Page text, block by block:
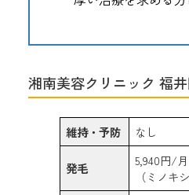
湘南美容クリニック 福
維持・予防 なし
発毛
5,940円/月
（ミノキ